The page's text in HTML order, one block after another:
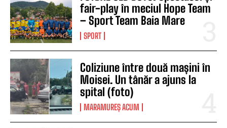
fair-play în meciul Hope Team
– Sport Team Baia Mare
SPORT
Coliziune între două mașini în
Moisei. Un tânăr a ajuns la
spital (foto)
MARAMUREȘ ACUM